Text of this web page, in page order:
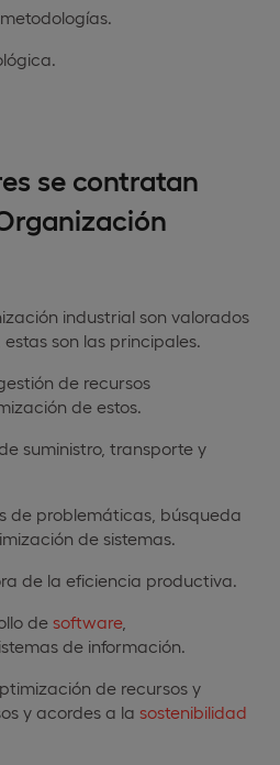
se contratan
industrial son valorados
son las principales.
de recursos
de estos.
suministro, transporte y
de problemáticas, búsqueda
de sistemas.
de la eficiencia productiva.
de software,
de información.
de recursos y
y acordes a la sostenibilidad